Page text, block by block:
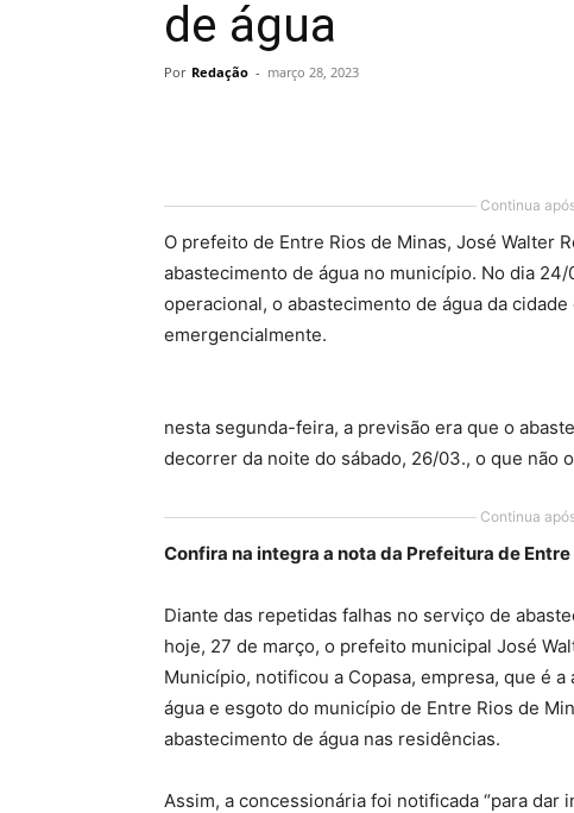
de água
Por Redação - março 28, 2023
Continua
O prefeito de Entre Rios de Minas, José Walter
abastecimento de água no município. No dia
operacional, o abastecimento de água da
emergencialmente.
nesta segunda-feira, a previsão era que o
decorrer da noite do sábado, 26/03., o que não
Continua
Confira na integra a nota da Prefeitura de Entre
Diante das repetidas falhas no serviço de
hoje, 27 de março, o prefeito municipal José
Município, notificou a Copasa, empresa, que é
água e esgoto do município de Entre Rios de
abastecimento de água nas residências.
Assim, a concessionária foi notificada “para